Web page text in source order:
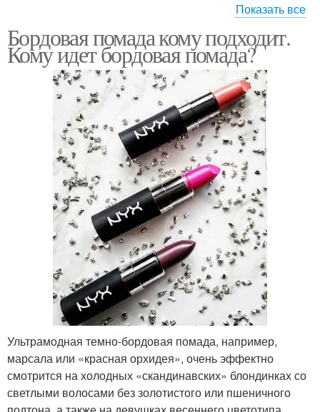
условиях
Винная помада
Макияж с коралловой
помадой
Матовая помада
Показать все
Бордовая помада кому подходит.
Кому идет бордовая помада?
Ультрамодная темно-бордовая помада, например,
марсала или «красная орхидея», очень эффектно
смотрится на холодных «скандинавских» блондинках со
светлыми волосами без золотистого или пшеничного